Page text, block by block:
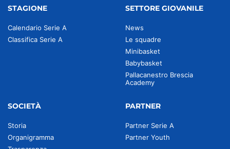
STAGIONE
Calendario Serie A
Classifica Serie A
SETTORE GIOVANILE
News
Le squadre
Minibasket
Babybasket
Pallacanestro Brescia
Academy
SOCIETÀ
Storia
Organigramma
PARTNER
Partner Serie A
Partner Youth